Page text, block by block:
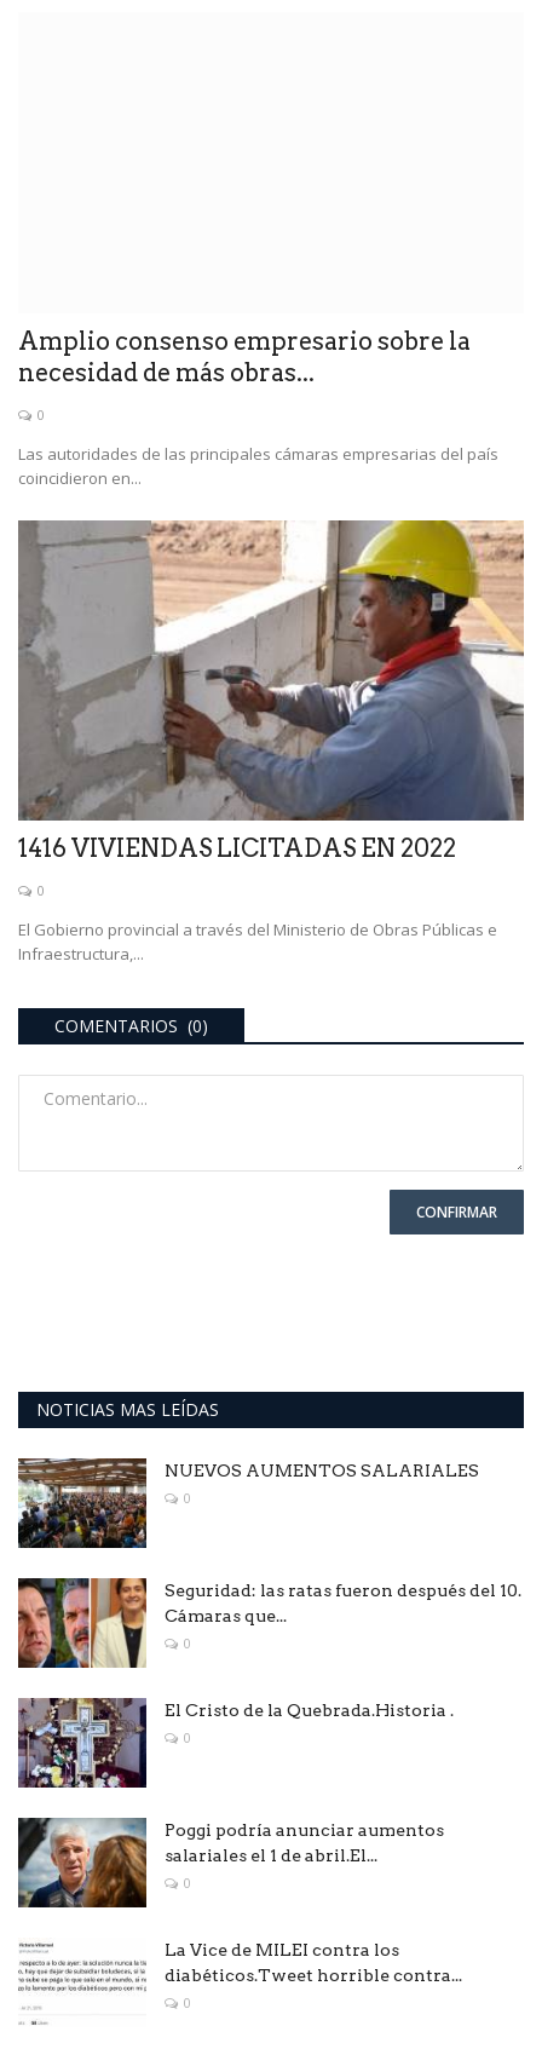
Amplio consenso empresario sobre la
necesidad de más obras...
0
Las autoridades de las principales cámaras empresarias del país
coincidieron en...
1416 VIVIENDAS LICITADAS EN 2022
0
El Gobierno provincial a través del Ministerio de Obras Públicas e
Infraestructura,...
COMENTARIOS (0)
CONFIRMAR
NOTICIAS MAS LEÍDAS
NUEVOS AUMENTOS SALARIALES
0
Seguridad: las ratas fueron después del 10.
Cámaras que...
0
El Cristo de la Quebrada.Historia .
0
Poggi podría anunciar aumentos
salariales el 1 de abril.El...
0
La Vice de MILEI contra los
diabéticos.Tweet horrible contra...
0